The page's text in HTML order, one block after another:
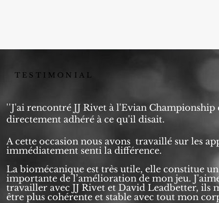
TESTIMONIAL
''J'ai rencontré JJ Rivet à l'Evian Championship
directement adhéré à ce qu'il disait.
A cette occasion nous avons travaillé sur les
immédiatement senti la différence.
La biomécanique est très utile, elle constitue
importante de l’amélioration de mon jeu.
travailler avec JJ Rivet et David Leadbetter, ils
être plus cohérente et stable avec tout mon